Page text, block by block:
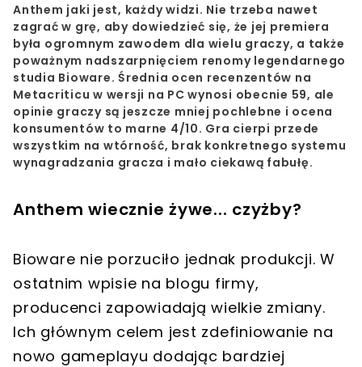
Anthem jaki jest, każdy widzi. Nie trzeba nawet
zagrać w grę, aby dowiedzieć się, że jej premiera
była ogromnym zawodem dla wielu graczy, a także
poważnym nadszarpnięciem renomy legendarnego
studia Bioware. Średnia ocen recenzentów na
Metacriticu w wersji na PC wynosi obecnie 59, ale
opinie graczy są jeszcze mniej pochlebne i ocena
konsumentów to marne 4/10. Gra cierpi przede
wszystkim na wtórność, brak konkretnego systemu
wynagradzania gracza i mało ciekawą fabułę.
Anthem wiecznie żywe... czyżby?
Bioware nie porzuciło jednak produkcji. W
ostatnim wpisie na blogu firmy,
producenci zapowiadają wielkie zmiany.
Ich głównym celem jest zdefiniowanie na
nowo gameplayu dodając bardziej